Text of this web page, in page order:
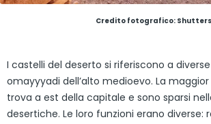
Credito fotografico:
I castelli del deserto si riferiscono a
omayyyadi dell’alto medioevo. La
trova a est della capitale e sono sparsi
desertiche. Le loro funzioni erano diverse: